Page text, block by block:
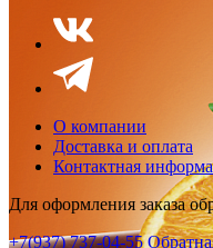
О компании
Доставка и оплата
Контактная
Для оформления заказа
+7(937) 737-04-55